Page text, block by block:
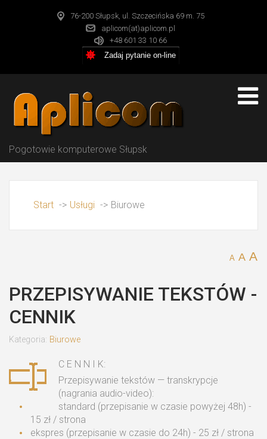
76-200 Słupsk, ul. Szczecińska 69 m. 75
aplicom(at)aplicom.pl
+48 601 33 10 66
Zadaj pytanie on-line
Pogotowie komputerowe Słupsk
Start -> Usługi -> Biurowe
A A A
PRZEPISYWANIE TEKSTÓW -
CENNIK
Kategoria: Biurowe
C E N N I K:
Przepisywanie tekstów — transkrypcje
(nagrania audio-video):
standard (przepisanie w czasie powyżej 48h) -
15 zł / strona
ekspres (przepisanie w czasie do 24h) - 25 zł / strona